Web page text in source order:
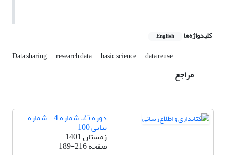
کلیدواژه‌ها English
Data sharing research data basic science data reuse
مراجع
دوره 25، شماره 4 - شماره
پیاپی 100
زمستان 1401
صفحه189-216